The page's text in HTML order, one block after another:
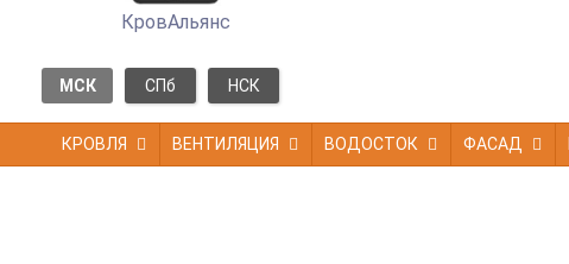
КровАльянс
МСК СПб НСК
КРОВЛЯ ВЕНТИЛЯЦИЯ ВОДОСТОК ФАСАД